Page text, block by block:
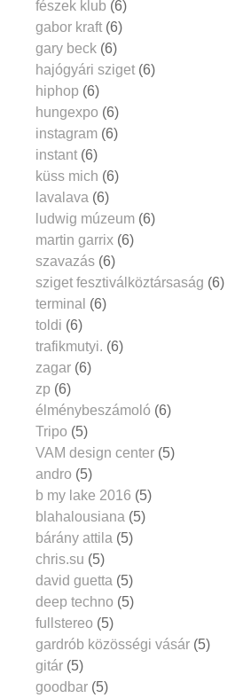
fészek klub (6)
gabor kraft (6)
gary beck (6)
hajógyári sziget (6)
hiphop (6)
hungexpo (6)
instagram (6)
instant (6)
küss mich (6)
lavalava (6)
ludwig múzeum (6)
martin garrix (6)
szavazás (6)
sziget fesztiválköztársaság (6)
terminal (6)
toldi (6)
trafikmutyi. (6)
zagar (6)
zp (6)
élménybeszámoló (6)
Tripo (5)
VAM design center (5)
andro (5)
b my lake 2016 (5)
blahalousiana (5)
bárány attila (5)
chris.su (5)
david guetta (5)
deep techno (5)
fullstereo (5)
gardrób közösségi vásár (5)
gitár (5)
goodbar (5)